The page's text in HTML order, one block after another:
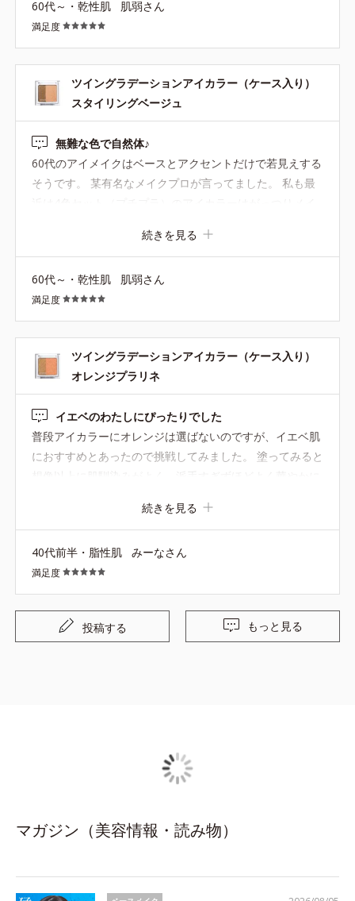
60代～・乾性肌 肌弱さん
満足度
ツイングラデーションアイカラー（ケース入り）
スタイリングベージュ
無難な色で自然体♪
60代のアイメイクはベースとアクセントだけで若見えする
そうです。 某有名なメイクプロが言ってました。 私も最
スのツイグラがピッタリ！と思ってベージュの他、オレン
ジとピンクを買いました。 数年前も使ってた時は、もっと
キラキラしてたと思ったけど、今日付けてみたらベースの
ベージュとアクセントのブラウンも大人しめでした！ 仕事
向きでもあり自然体でした〜♪ 私はベース（ベージュ）は
中指でアイホールをさっ〜と薄く塗ってアクセント（ブラ
ウン）はチップで目尻にしか塗らないのでイマドキのアイ
メイクになります。 他のオレンジやピンクも同様で使う
このアイカラー（ツイグラ）だけ、痒みが出ないので安心
して使えます。
続きを見る
60代～・乾性肌 肌弱さん
満足度
ツイングラデーションアイカラー（ケース入り）
オレンジプラリネ
イエベのわたしにぴったりでした
普段アイカラーにオレンジは選ばないのですが、イエベ肌
におすすめとあったので挑戦してみました。 塗ってみると
想像以上に肌馴染みがよく、派手すぎずほどよく華やかに
続きを見る
40代前半・脂性肌 みーなさん
満足度
投稿する もっと見る
マガジン（美容情報・読み物）